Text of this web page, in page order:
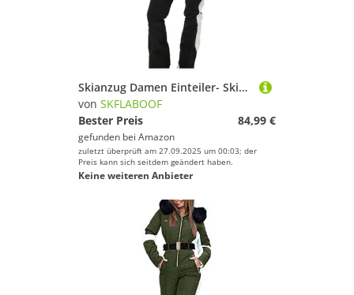
Skianzug Damen Einteiler- Skioverall Schneeanzug Wasserdicht Skijacke Mit Kapuze Winter Skianzug Große Größe Skijacke Skifahren Sätze Skisuit Outdoor Winddichte Jumpsuit Schwarz XS
von SKFLABOOF
Bester Preis
84,99 €
gefunden bei Amazon
zuletzt überprüft am 27.09.2025 um 00:03; der
Preis kann sich seitdem geändert haben.
Keine weiteren Anbieter